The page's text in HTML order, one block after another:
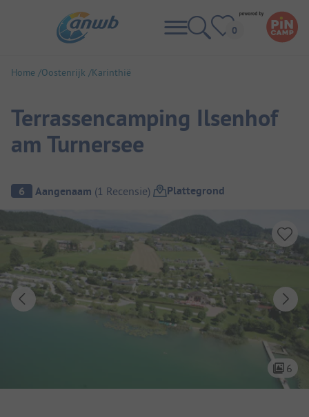
Home Oostenrijk Karinthië
Terrassencamping Ilsenhof
am Turnersee
Camping overzicht
6 Aangenaam (1 Recensie) Plattegrond
6